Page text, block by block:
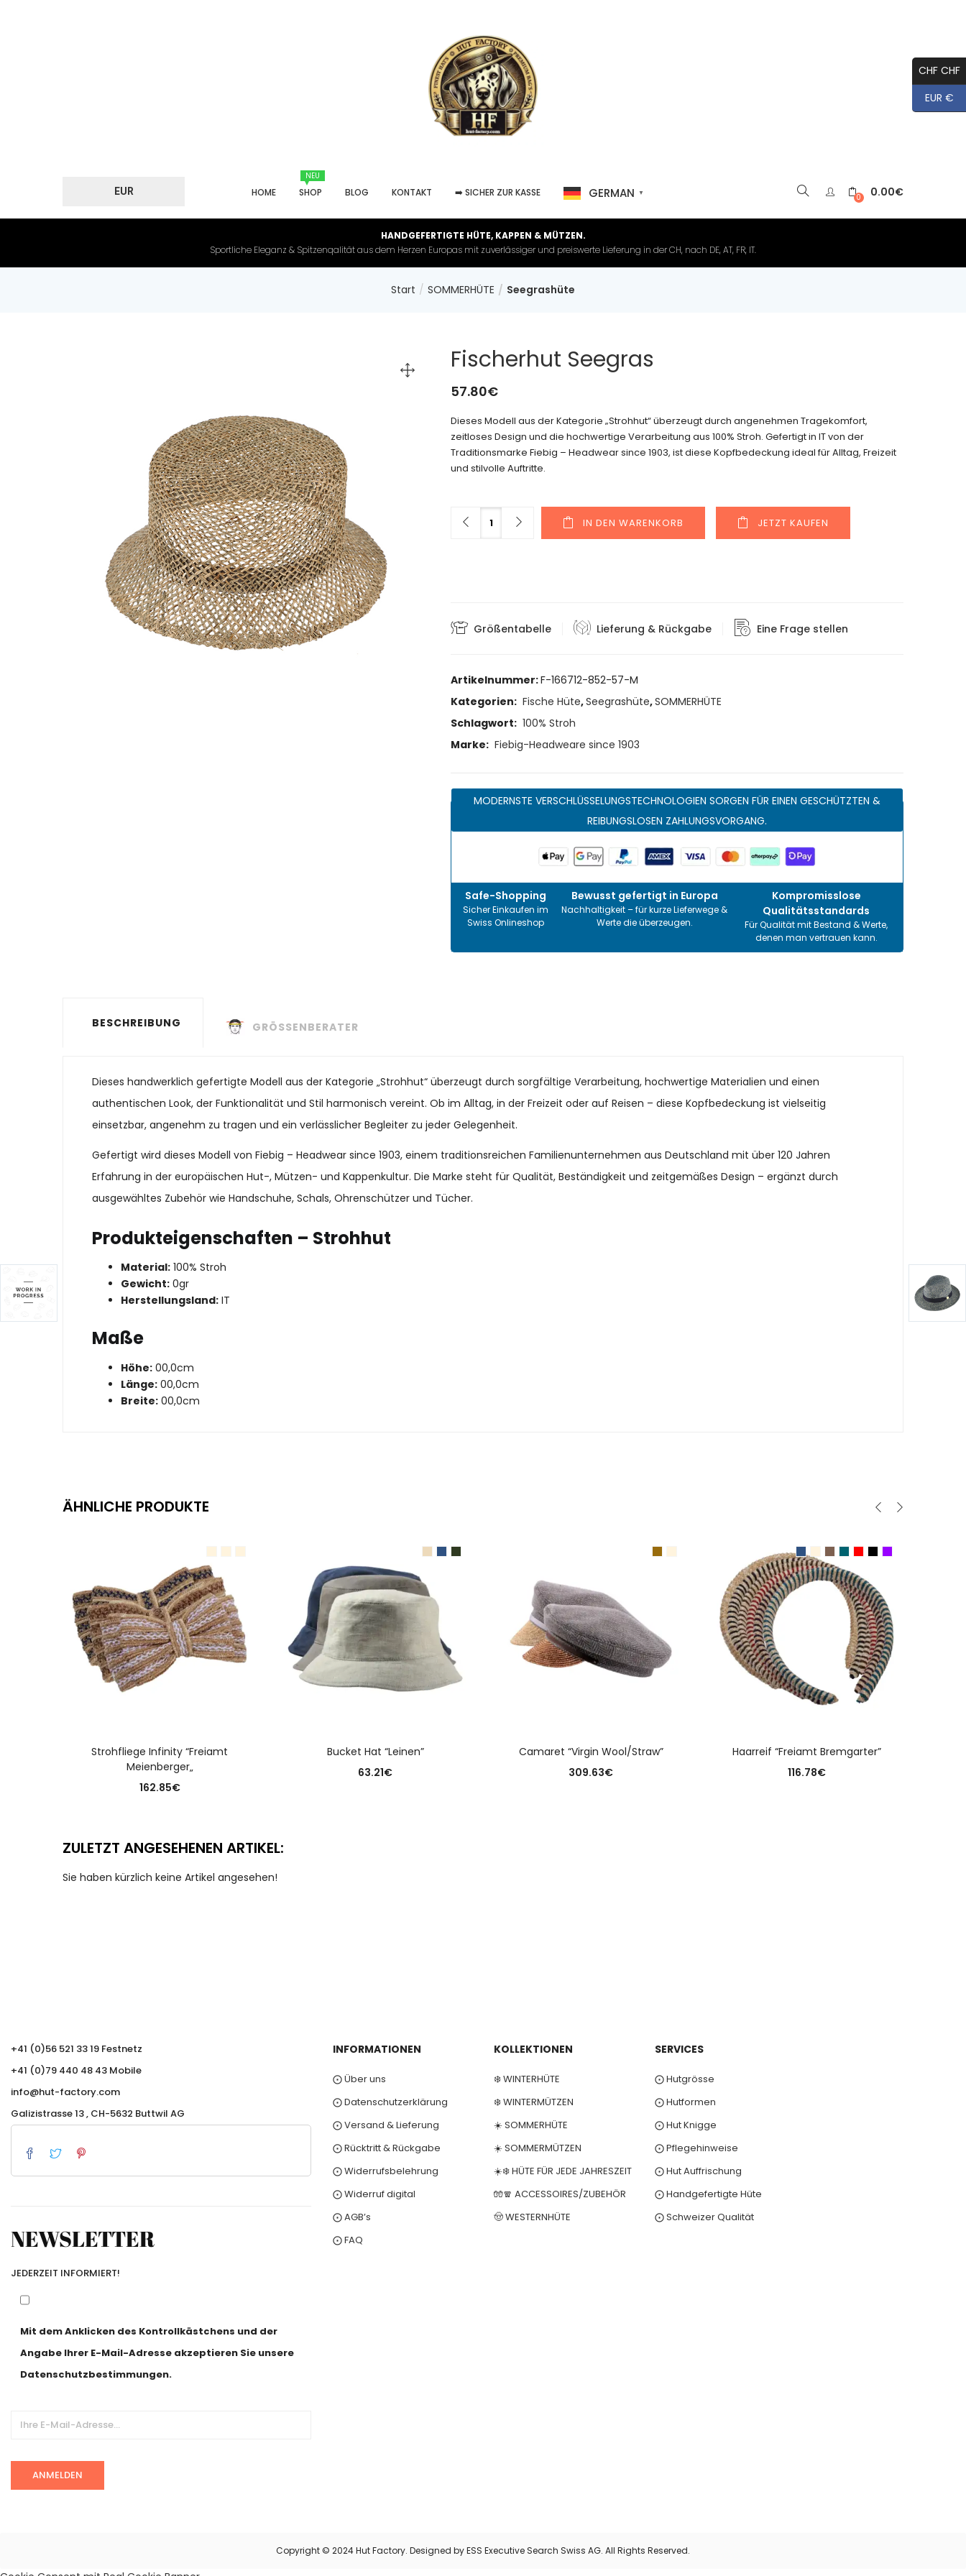
EUR HOME
NEU
SHOP BLOG KONTAKT ➡️ SICHER ZUR KASSE GERMAN ▼ 0 0.00€
HANDGEFERTIGTE HÜTE, KAPPEN & MÜTZEN.
Sportliche Eleganz & Spitzenqalität aus dem Herzen Europas mit zuverlässiger und preiswerte Lieferung in der CH, nach DE, AT, FR, IT.
Start SOMMERHÜTE Seegrashüte
Fischerhut Seegras
57.80€
Dieses Modell aus der Kategorie „Strohhut“ überzeugt durch angenehmen Tragekomfort,
zeitloses Design und die hochwertige Verarbeitung aus 100% Stroh. Gefertigt in IT von der
Traditionsmarke Fiebig – Headwear since 1903, ist diese Kopfbedeckung ideal für Alltag, Freizeit
und stilvolle Auftritte.
Menge
IN DEN WARENKORB JETZT KAUFEN
Größentabelle Lieferung & Rückgabe Eine Frage stellen
Artikelnummer:F-166712-852-57-M
Kategorien: Fische Hüte,Seegrashüte,SOMMERHÜTE
Schlagwort: 100% Stroh
Marke: Fiebig-Headweare since 1903
MODERNSTE VERSCHLÜSSELUNGSTECHNOLOGIEN SORGEN FÜR EINEN GESCHÜTZTEN &
REIBUNGSLOSEN ZAHLUNGSVORGANG.
Safe-Shopping
Sicher Einkaufen im
Swiss Onlineshop
Bewusst gefertigt in Europa
Nachhaltigkeit – für kurze Lieferwege &
Werte die überzeugen.
Kompromisslose
Qualitätsstandards
Für Qualität mit Bestand & Werte,
denen man vertrauen kann.
BESCHREIBUNG GRÖSSENBERATER
Dieses handwerklich gefertigte Modell aus der Kategorie „Strohhut“ überzeugt durch sorgfältige Verarbeitung, hochwertige Materialien und einen
authentischen Look, der Funktionalität und Stil harmonisch vereint. Ob im Alltag, in der Freizeit oder auf Reisen – diese Kopfbedeckung ist vielseitig
einsetzbar, angenehm zu tragen und ein verlässlicher Begleiter zu jeder Gelegenheit.
Gefertigt wird dieses Modell von Fiebig – Headwear since 1903, einem traditionsreichen Familienunternehmen aus Deutschland mit über 120 Jahren
Erfahrung in der europäischen Hut-, Mützen- und Kappenkultur. Die Marke steht für Qualität, Beständigkeit und zeitgemäßes Design – ergänzt durch
ausgewähltes Zubehör wie Handschuhe, Schals, Ohrenschützer und Tücher.
Produkteigenschaften – Strohhut
Material: 100% Stroh
Gewicht: 0gr
Herstellungsland: IT
Maße
Höhe: 00,0cm
Länge: 00,0cm
Breite: 00,0cm
ÄHNLICHE PRODUKTE
Strohfliege Infinity “Freiamt
Meienberger„
162.85€
Bucket Hat “Leinen”
63.21€
Camaret “Virgin Wool/Straw”
309.63€
AUSFÜHRUNG WÄHLEN
Haarreif “Freiamt Bremgarter”
116.78€
ZULETZT ANGESEHENEN ARTIKEL:
Sie haben kürzlich keine Artikel angesehen!
+41 (0)56 521 33 19 Festnetz
+41 (0)79 440 48 43 Mobile
info@hut-factory.com
Galizistrasse 13 , CH-5632 Buttwil AG
NEWSLETTER
JEDERZEIT INFORMIERT!
Mit dem Anklicken des Kontrollkästchens und der
Angabe Ihrer E-Mail-Adresse akzeptieren Sie unsere
Datenschutzbestimmungen.
INFORMATIONEN
⨀ Über uns
⨀ Datenschutzerklärung
⨀ Versand & Lieferung
⨀ Rücktritt & Rückgabe
⨀ Widerrufsbelehrung
⨀ Widerruf digital
⨀ AGB’s
⨀ FAQ
KOLLEKTIONEN
❄️ WINTERHÜTE
❄️ WINTERMÜTZEN
☀️ SOMMERHÜTE
☀️ SOMMERMÜTZEN
☀️❄️ HÜTE FÜR JEDE JAHRESZEIT
🧤🧣 ACCESSOIRES/ZUBEHÖR
🤠 WESTERNHÜTE
SERVICES
⨀ Hutgrösse
⨀ Hutformen
⨀ Hut Knigge
⨀ Pflegehinweise
⨀ Hut Auffrischung
⨀ Handgefertigte Hüte
⨀ Schweizer Qualität
Copyright © 2024 Hut Factory. Designed by ESS Executive Search Swiss AG. All Rights Reserved.
CHF CHF
EUR €